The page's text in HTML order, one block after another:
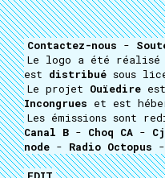
Contactez-nous -
Le logo a été réalisé
est distribué sous
Le projet Ouïedire
Incongrues et est
Les émissions sont
Canal B - Choq CA -
node - Radio Octopus -